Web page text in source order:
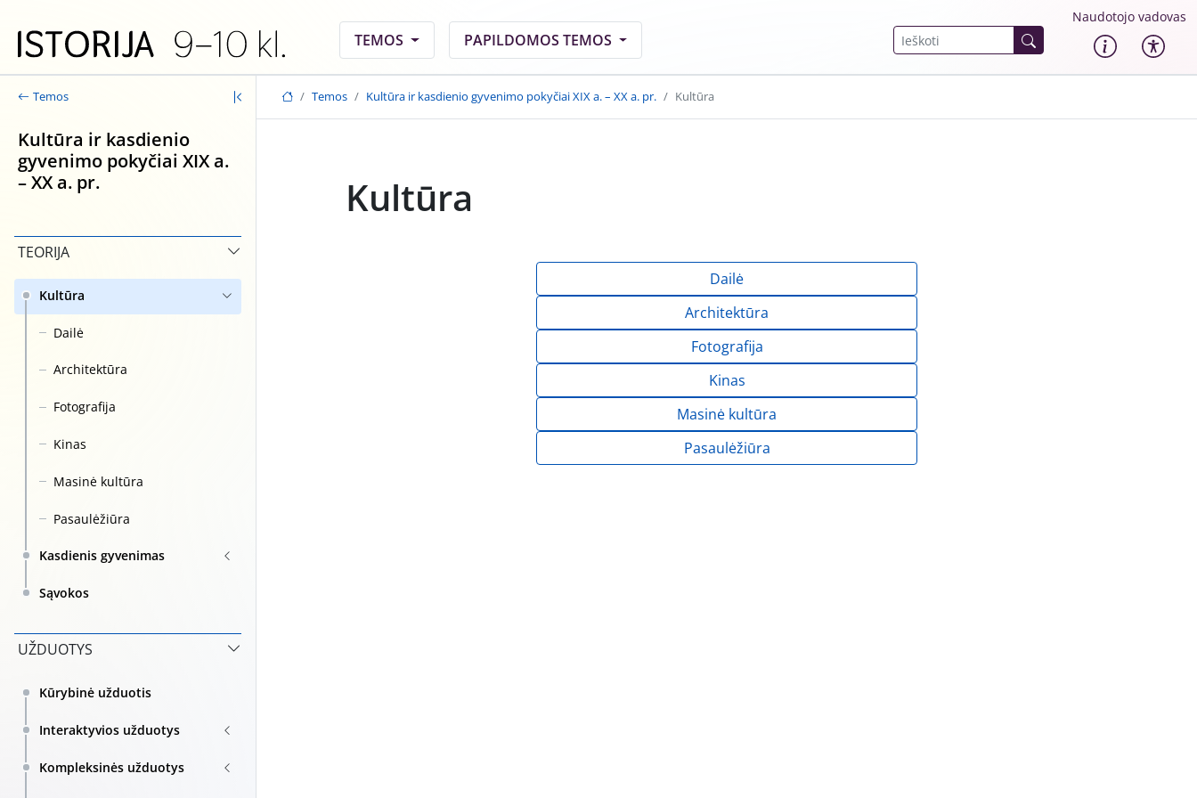
TEMOS
PAPILDOMOS TEMOS
Naudotojo vadovas
Temos
Kultūra ir kasdienio
gyvenimo pokyčiai XIX a.
– XX a. pr.
TEORIJA
Kultūra
Dailė
Architektūra
Fotografija
Kinas
Masinė kultūra
Pasaulėžiūra
Kasdienis gyvenimas
Sąvokos
UŽDUOTYS
Kūrybinė užduotis
Interaktyvios užduotys
Kompleksinės užduotys
Temos Kultūra ir kasdienio gyvenimo pokyčiai XIX a. – XX a. pr. Kultūra
Kultūra
Dailė
Architektūra
Fotografija
Kinas
Masinė kultūra
Pasaulėžiūra